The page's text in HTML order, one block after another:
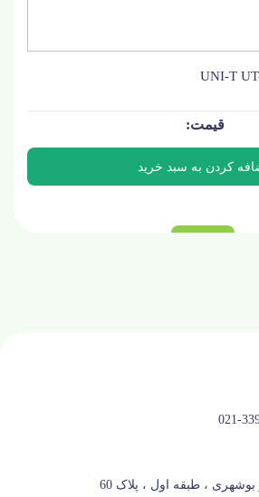
بوشهری ، طبقه اول ، پلاک 60